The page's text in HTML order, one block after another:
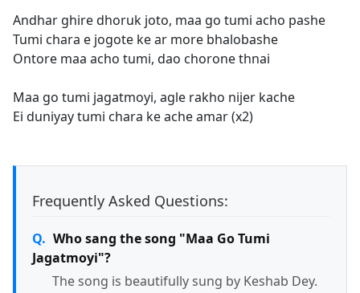
Andhar ghire dhoruk joto, maa go tumi acho pashe
Tumi chara e jogote ke ar more bhalobashe
Ontore maa acho tumi, dao chorone thnai
Maa go tumi jagatmoyi, agle rakho nijer kache
Ei duniyay tumi chara ke ache amar (x2)
Frequently Asked Questions:
Who sang the song "Maa Go Tumi
Jagatmoyi"?
The song is beautifully sung by Keshab Dey.